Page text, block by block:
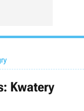
Kwatery